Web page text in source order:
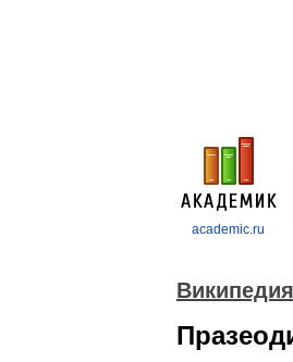
academic.ru
Википедия